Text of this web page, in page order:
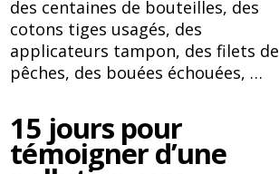
des centaines de bouteilles, des
cotons tiges usagés, des
applicateurs tampon, des filets de
pêches, des bouées échouées, …
15 jours pour
témoigner d’une